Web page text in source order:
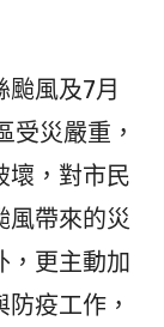
風及7月
受災嚴重，
壞，對市民
風帶來的災
，更主動加
疫工作，